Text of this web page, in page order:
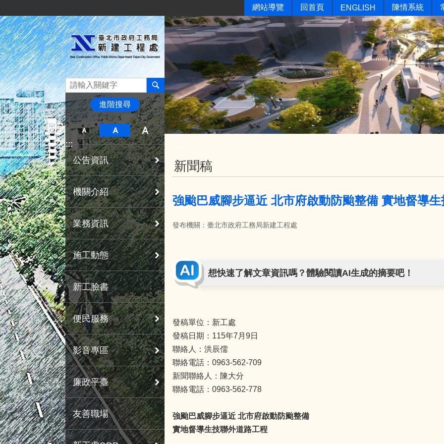
網站導覽 回首頁 ENGLISH 陳情系統
進階搜尋
:::
公告資訊
機關介紹
業務資訊
施工動態
新工臉書
便民服務
影音專區
廉政平臺
友善職場
新聞稿
強颱巴威腳步逼近 北市府啟動防颱整備 實地督導
發布機關：臺北市政府工務局新建工程處
想快速了解文章資訊嗎？體驗閱讀AI生成的摘要吧！
發稿單位：新工處
發稿日期：115年7月9日
聯絡人：洪辰儒
聯絡電話：0963-562-709
新聞聯絡人：陳大分
聯絡電話：0963-562-778
強颱巴威腳步逼近 北市府啟動防颱整備
實地督導生技聯外道路工程